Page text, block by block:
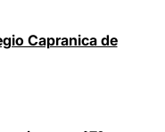
Capranica de